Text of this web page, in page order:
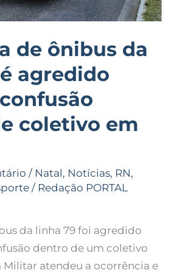
de ônibus da
agredido
coletivo em
/ Natal, Notícias, RN,
/ Redação PORTAL
da linha 79 foi agredido
dentro de um coletivo
Militar atendeu a ocorrência e